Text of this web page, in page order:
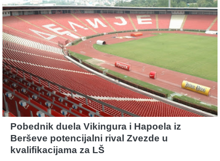
Pobednik duela Vikingura i Hapoela iz
Berševe potencijalni rival Zvezde u
kvalifikacijama za LŠ